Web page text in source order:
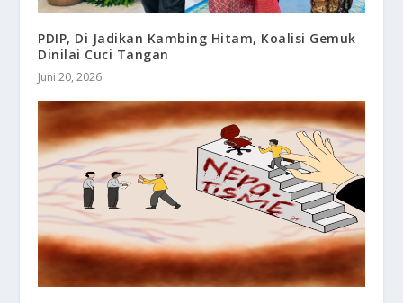
PDIP, Di Jadikan Kambing Hitam, Koalisi Gemuk
Dinilai Cuci Tangan
Juni 20, 2026